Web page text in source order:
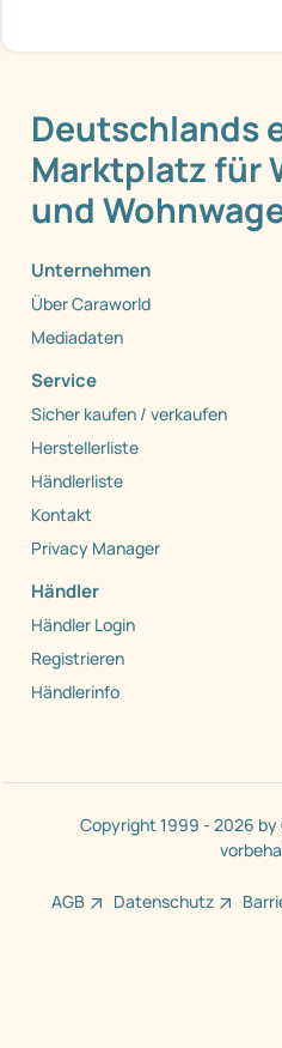
Deutschlands
Marktplatz für
und
Unternehmen
Über Caraworld
Mediadaten
Service
Sicher kaufen / verkaufen
Herstellerliste
Händlerliste
Kontakt
Privacy Manager
Händler
Händler Login
Registrieren
Händlerinfo
Copyright 1999 - 2026 by
AGB Datenschutz